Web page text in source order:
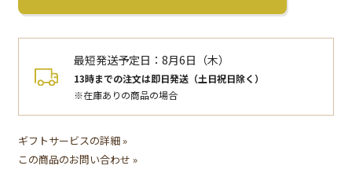
最短発送予定日：8月6日（木）
13時までの注文は即日発送（土日祝日除く）
※在庫ありの商品の場合
ギフトサービスの詳細 »
この商品のお問い合わせ »